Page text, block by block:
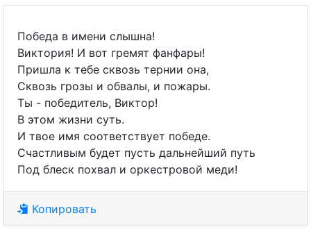
Победа в имени слышна!
Виктория! И вот гремят фанфары!
Пришла к тебе сквозь тернии она,
Сквозь грозы и обвалы, и пожары.
Ты - победитель, Виктор!
В этом жизни суть.
И твое имя соответствует победе.
Счастливым будет пусть дальнейший путь
Под блеск похвал и оркестровой меди!
Копировать